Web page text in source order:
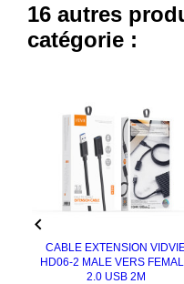
16 autres
catégorie :
CABLE EXTENSION
HD06-2 MALE VERS
2.0 USB 2M
